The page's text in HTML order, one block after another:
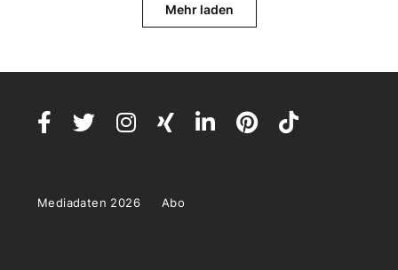
Mehr laden
Mediadaten 2026 Abo